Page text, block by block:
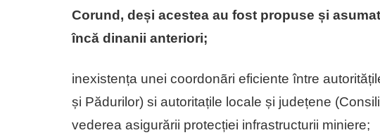
Corund, deși acestea au fost propuse și
încă dinanii anteriori;
inexistența unei coordonãri eficiente între
și Pădurilor) si autoritațile locale și județene
vederea asigurării protecției infrastructurii miniere;